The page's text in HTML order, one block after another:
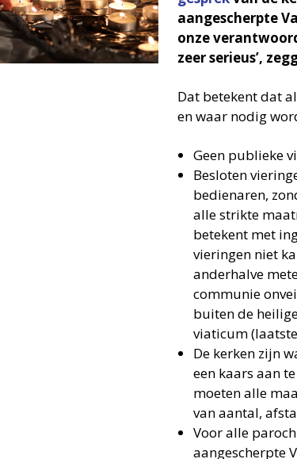
aangescherpte
onze
zeer serieus’,
Dat betekent dat
en waar nodig
Geen publieke
Besloten
bedienaren,
alle strikte
betekent met
vieringen niet
anderhalve
communie
buiten de
viaticum
De kerken zijn
een kaars aan
moeten alle
van aantal,
Voor alle
aangescherpte